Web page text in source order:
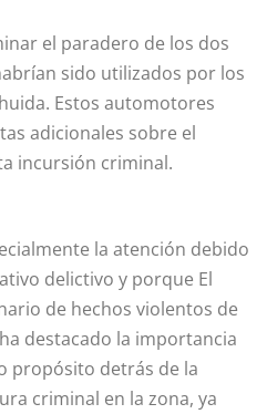
el paradero de los dos
sido utilizados por los
Estos automotores
adicionales sobre el
incursión criminal.
la atención debido
delictivo y porque El
de hechos violentos de
destacado la importancia
propósito detrás de la
criminal en la zona, ya